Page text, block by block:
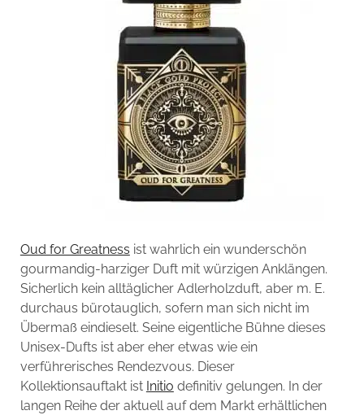
Oud for Greatness ist wahrlich ein wunderschön
gourmandig-harziger Duft mit würzigen Anklängen.
Sicherlich kein alltäglicher Adlerholzduft, aber m. E.
durchaus bürotauglich, sofern man sich nicht im
Übermaß eindieselt. Seine eigentliche Bühne dieses
Unisex-Dufts ist aber eher etwas wie ein
verführerisches Rendezvous. Dieser
Kollektionsauftakt ist Initio definitiv gelungen. In der
langen Reihe der aktuell auf dem Markt erhältlichen